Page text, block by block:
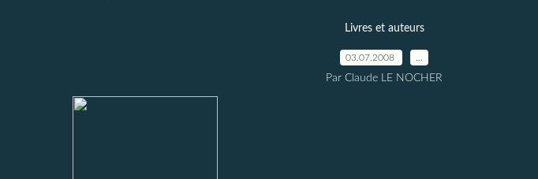
Livres et auteurs
03.07.2008
Par Claude LE NOCHER